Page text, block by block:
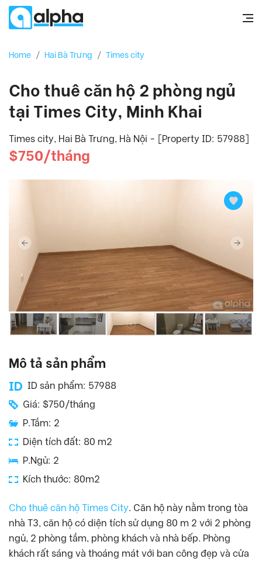
Home / Hai Bà Trưng / Times city
Cho thuê căn hộ 2 phòng ngủ
tại Times City, Minh Khai
Times city, Hai Bà Trưng, Hà Nội - [Property ID: 57988]
$750/tháng
Mô tả sản phẩm
ID sản phẩm: 57988
Giá: $750/tháng
P.Tắm: 2
Diện tích đất: 80 m2
P.Ngủ: 2
Kích thước: 80m2
Cho thuê căn hộ Times City. Căn hộ này nằm trong tòa
nhà T3, căn hộ có diện tích sử dụng 80 m 2 với 2 phòng
ngủ, 2 phòng tắm, phòng khách và nhà bếp. Phòng
khách rất sáng và thoáng mát với ban công đẹp và cửa